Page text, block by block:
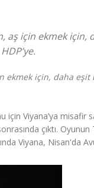
için ekmek için,
için, daha eşit
için Viyana’ya misafir
çıktı.
Viyana, Nisan'da